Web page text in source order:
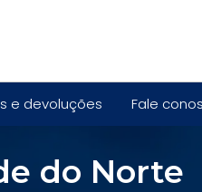
e devoluções Fale
do Norte